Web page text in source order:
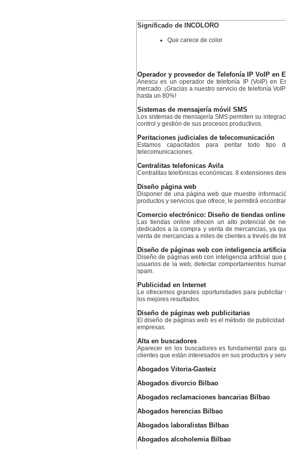
Significado de INCOLORO
Que carece de color
Operador y proveedor de Telefonía IP VoIP en
Anescu es un operador de telefonía IP (VoIP) en
mercado. ¡Gracias a nuestro servicio de telefonía
hasta un 80%!
Sistemas de mensajería móvil SMS
Los sistemas de mensajería SMS permiten su
control y gestión de sus procesos productivos.
Peritaciones judiciales de telecomunicación
Estamos capacitados para peritar todo tipo
telecomunicaciones.
Centralitas telefonicas Avila
Centralitas telefónicas económicas. 8 extensiones
Diseño página web
Disponer de una página web que muestre
productos y servicios que ofrece, le permitirá
Comercio electrónico: Diseño de tiendas online
Las tiendas online ofrecen un alto potencial de
dedicados a la compra y venta de mercancias, ya
venta de mercancias a miles de clientes a trevés de
Diseño de páginas web con inteligencia artificial
Diseño de páginas web con inteligencia artificial que
usuarios de la web, detectar comportamientos
spam.
Publicidad en Internet
Le ofrecemos grandes oportunidades para
los mejores resultados.
Diseño de páginas web publicitarias
El diseño de páginas web es el método de
empresas.
Alta en buscadores
Aparecer en los buscadores es fundamental para
clientes que están interesados en sus productos y
Abogados Vitoria-Gasteiz
Abogados divorcio Bilbao
Abogados reclamaciones bancarias Bilbao
Abogados herencias Bilbao
Abogados laboralistas Bilbao
Abogados alcoholemia Bilbao